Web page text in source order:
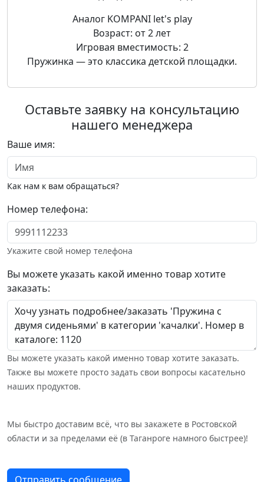
Аналог KOMPANI let's play
Возраст: от 2 лет
Игровая вместимость: 2
Пружинка — это классика детской площадки.
Оставьте заявку на консультацию
нашего менеджера
Ваше имя:
Как нам к вам обращаться?
Номер телефона:
Укажите свой номер телефона
Вы можете указать какой именно товар хотите
заказать:
Вы можете указать какой именно товар хотите заказать.
Также вы можете просто задать свои вопросы касательно
наших продуктов.
Мы быстро доставим всё, что вы закажете в Ростовской
области и за пределами её (в Таганроге намного быстрее)!